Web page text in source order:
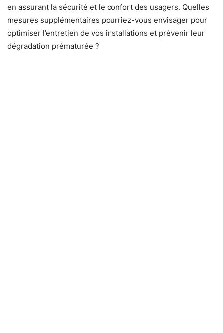
en assurant la sécurité et le confort des usagers. Quelles
mesures supplémentaires pourriez-vous envisager pour
optimiser l’entretien de vos installations et prévenir leur
dégradation prématurée ?